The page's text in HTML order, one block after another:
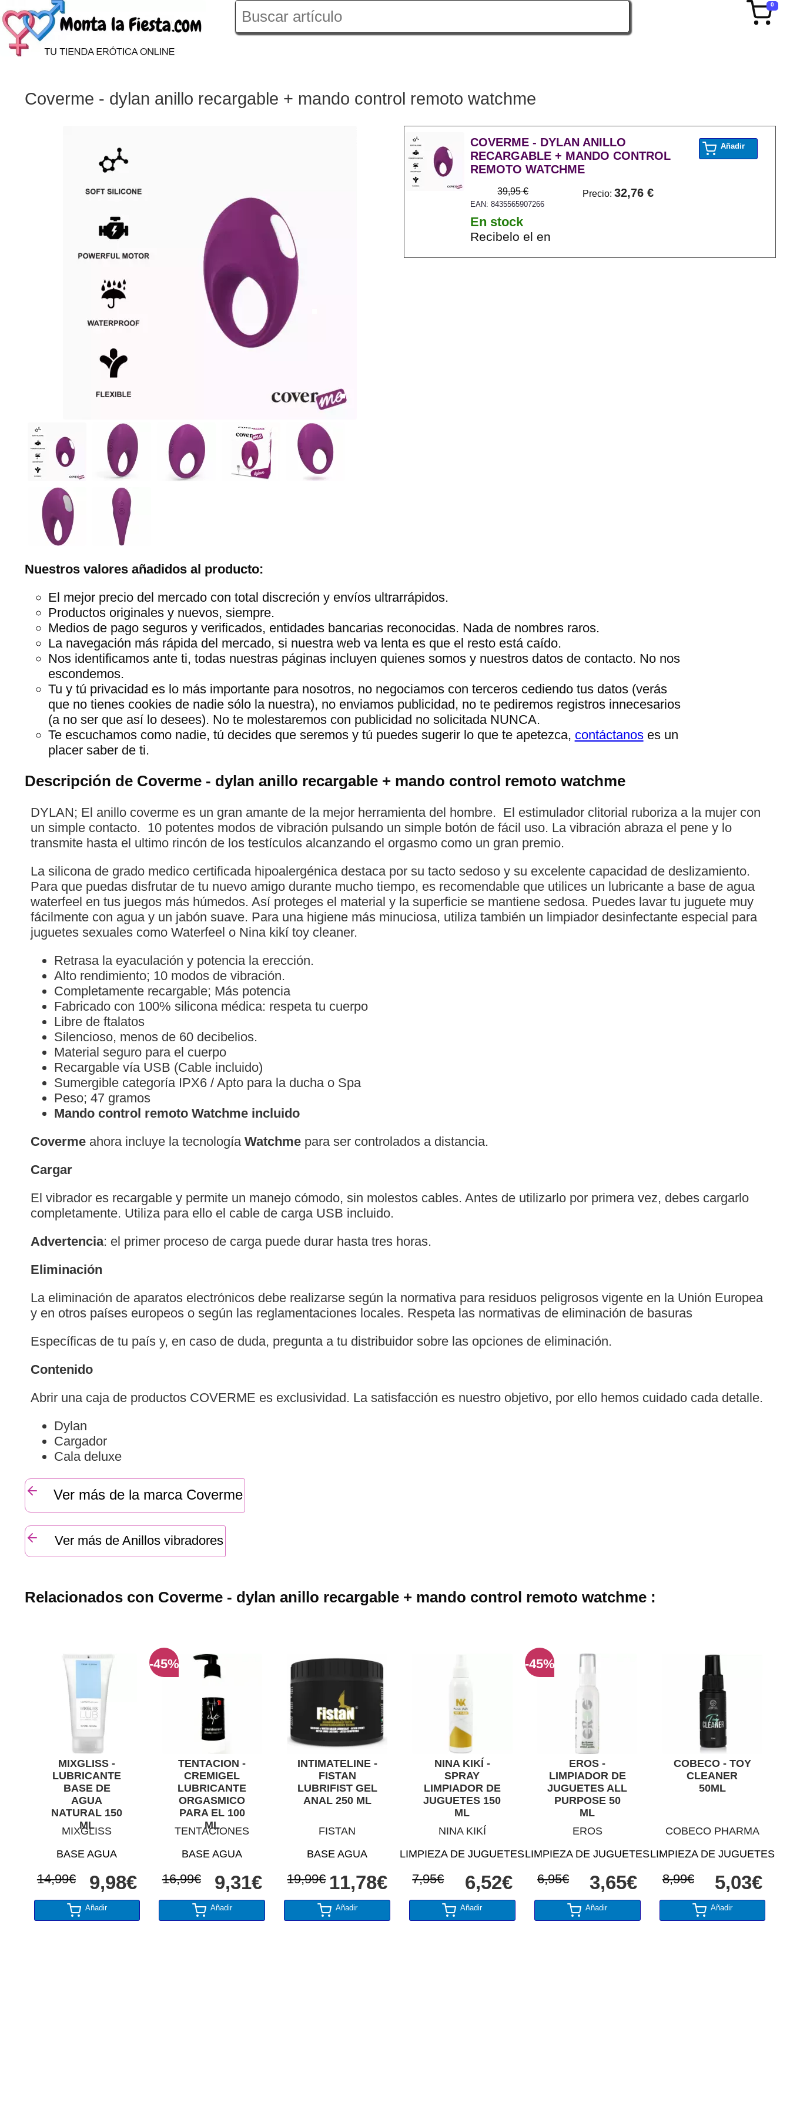
0
Coverme - dylan anillo recargable + mando control remoto watchme
COVERME - DYLAN ANILLO
RECARGABLE + MANDO CONTROL
REMOTO WATCHME
Precio: 32,76 €
39,95 €
EAN: 8435565907266
En stock
Recibelo el en
Añadir
Nuestros valores añadidos al producto:
El mejor precio del mercado con total discreción y envíos ultrarrápidos.
Productos originales y nuevos, siempre.
Medios de pago seguros y verificados, entidades bancarias reconocidas. Nada de nombres raros.
La navegación más rápida del mercado, si nuestra web va lenta es que el resto está caído.
Nos identificamos ante ti, todas nuestras páginas incluyen quienes somos y nuestros datos de contacto. No nos
escondemos.
Tu y tú privacidad es lo más importante para nosotros, no negociamos con terceros cediendo tus datos (verás
que no tienes cookies de nadie sólo la nuestra), no enviamos publicidad, no te pediremos registros innecesarios
(a no ser que así lo desees). No te molestaremos con publicidad no solicitada NUNCA.
Te escuchamos como nadie, tú decides que seremos y tú puedes sugerir lo que te apetezca, contáctanoses un
placer saber de ti.
Descripción de Coverme - dylan anillo recargable + mando control remoto watchme
DYLAN; El anillo coverme es un gran amante de la mejor herramienta del hombre. El estimulador clitorial ruboriza a la mujer con
un simple contacto. 10 potentes modos de vibración pulsando un simple botón de fácil uso. La vibración abraza el pene y lo
transmite hasta el ultimo rincón de los testículos alcanzando el orgasmo como un gran premio.
La silicona de grado medico certificada hipoalergénica destaca por su tacto sedoso y su excelente capacidad de deslizamiento.
Para que puedas disfrutar de tu nuevo amigo durante mucho tiempo, es recomendable que utilices un lubricante a base de agua
waterfeel en tus juegos más húmedos. Así proteges el material y la superficie se mantiene sedosa. Puedes lavar tu juguete muy
fácilmente con agua y un jabón suave. Para una higiene más minuciosa, utiliza también un limpiador desinfectante especial para
juguetes sexuales como Waterfeel o Nina kikí toy cleaner.
Retrasa la eyaculación y potencia la erección.
Alto rendimiento; 10 modos de vibración.
Completamente recargable; Más potencia
Fabricado con 100% silicona médica: respeta tu cuerpo
Libre de ftalatos
Silencioso, menos de 60 decibelios.
Material seguro para el cuerpo
Recargable vía USB (Cable incluido)
Sumergible categoría IPX6 / Apto para la ducha o Spa
Peso; 47 gramos
Mando control remoto Watchme incluido
Covermeahora incluye la tecnología Watchmepara ser controlados a distancia.
Cargar
El vibrador es recargable y permite un manejo cómodo, sin molestos cables. Antes de utilizarlo por primera vez, debes cargarlo
completamente. Utiliza para ello el cable de carga USB incluido.
Advertencia: el primer proceso de carga puede durar hasta tres horas.
Eliminación
La eliminación de aparatos electrónicos debe realizarse según la normativa para residuos peligrosos vigente en la Unión Europea
y en otros países europeos o según las reglamentaciones locales. Respeta las normativas de eliminación de basuras
Específicas de tu país y, en caso de duda, pregunta a tu distribuidor sobre las opciones de eliminación.
Contenido
Abrir una caja de productos COVERME es exclusividad. La satisfacción es nuestro objetivo, por ello hemos cuidado cada detalle.
Dylan
Cargador
Cala deluxe
Ver más de la marca Coverme
Ver más de Anillos vibradores
Relacionados con Coverme - dylan anillo recargable + mando control remoto watchme :
MIXGLISS -
LUBRICANTE
BASE DE
AGUA
NATURAL 150
ML
MIXGLISS
BASE AGUA
14,99€ 9,98€
Añadir
TENTACION -
CREMIGEL
LUBRICANTE
ORGASMICO
PARA EL 100
ML
TENTACIONES
BASE AGUA
16,99€ 9,31€
Añadir
-45%
INTIMATELINE -
FISTAN
LUBRIFIST GEL
ANAL 250 ML
FISTAN
BASE AGUA
19,99€ 11,78€
Añadir
NINA KIKÍ -
SPRAY
LIMPIADOR DE
JUGUETES 150
ML
NINA KIKÍ
LIMPIEZA DE JUGUETES
7,95€ 6,52€
Añadir
EROS -
LIMPIADOR DE
JUGUETES ALL
PURPOSE 50
ML
EROS
LIMPIEZA DE JUGUETES
6,95€ 3,65€
Añadir
-45%
COBECO - TOY
CLEANER
50ML
COBECO PHARMA
LIMPIEZA DE JUGUETES
8,99€ 5,03€
Añadir